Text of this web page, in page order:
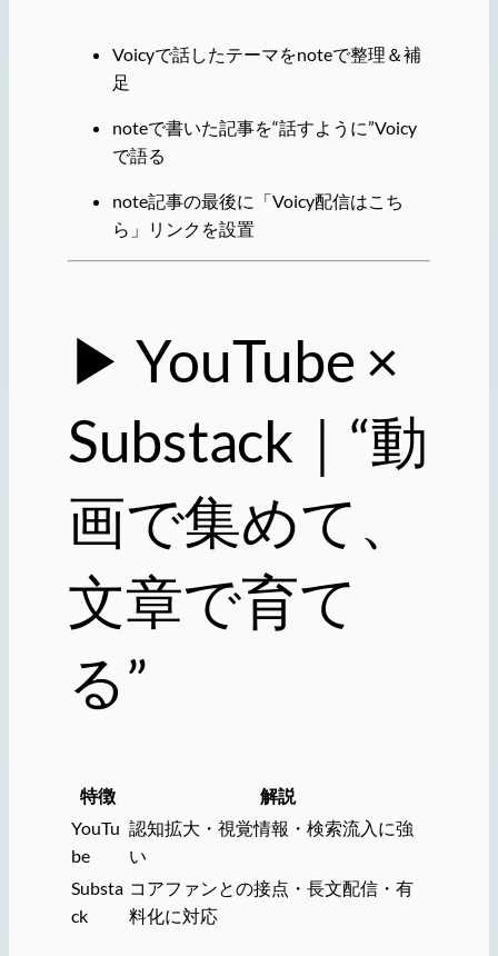
Voicyで話したテーマをnoteで整理＆補
足
noteで書いた記事を“話すように”Voicy
で語る
note記事の最後に「Voicy配信はこち
ら」リンクを設置
▶ YouTube ×
Substack｜“動
画で集めて、
文章で育て
る”
特徴
解説
YouTu
be
認知拡大・視覚情報・検索流入に強
い
Substa
ck
コアファンとの接点・長文配信・有
料化に対応